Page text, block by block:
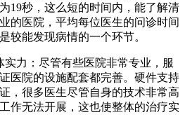
19秒，这么短的时间内，能了解清
的医院，平均每位医生的问诊时间
较能发现病情的一个环节。
实力：尽管有些医院非常专业，服
医院的设施配套都完善。硬件支持
，很多医生尽管自身的技术非常高
作无法开展，这也使整体的治疗实